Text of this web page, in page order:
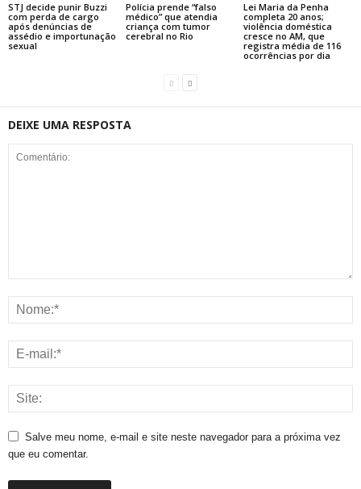
STJ decide punir Buzzi
com perda de cargo
após denúncias de
assédio e importunação
sexual
Polícia prende “falso
médico” que atendia
criança com tumor
cerebral no Rio
Lei Maria da Penha
completa 20 anos;
violência doméstica
cresce no AM, que
registra média de 116
ocorrências por dia
DEIXE UMA RESPOSTA
Salve meu nome, e-mail e site neste navegador para a próxima vez
que eu comentar.